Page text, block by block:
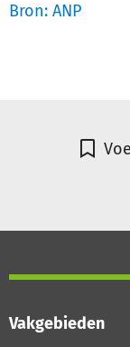
Bron: ANP
Vakgebieden